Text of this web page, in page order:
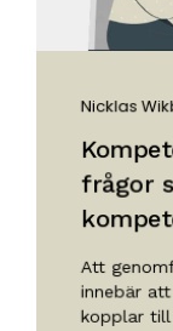
Nicklas
frågor
Att
innebär
kopplar